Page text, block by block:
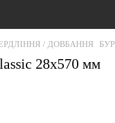
/ ДОВБАННЯ
28x570 мм